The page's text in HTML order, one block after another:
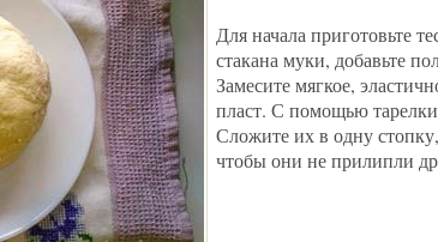
Для начала приготовьте
стакана муки, добавьте
Замесите мягкое,
пласт. С помощью
Сложите их в одну
чтобы они не прилипли